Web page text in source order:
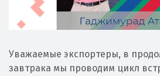
Уважаемые экспортеры, в
завтрака мы проводим цикл